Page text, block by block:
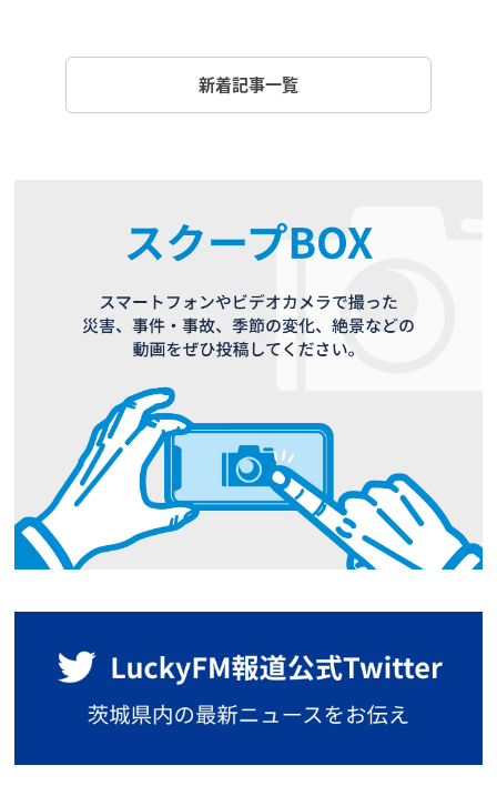
新着記事一覧